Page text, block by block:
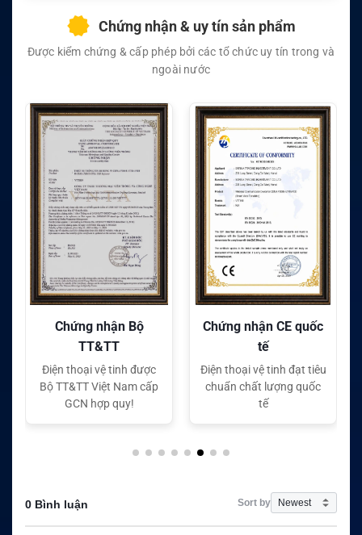
Chứng nhận & uy tín sản phẩm
Được kiểm chứng & cấp phép bởi các tổ chức uy tín trong và
ngoài nước
Chứng nhận CE quốc
tế
Điện thoại vệ tinh đạt tiêu
chuẩn chất lượng quốc
tế
Chứng nhận FC quốc
tế
Điện thoại vệ tinh đạt tiêu
chuẩn chất lượng quốc
tế
0 Bình luận Sort by